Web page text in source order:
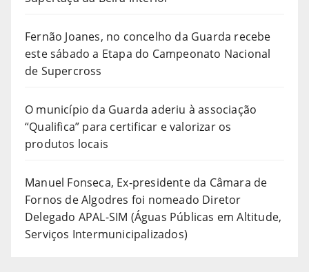
Fernão Joanes, no concelho da Guarda recebe
este sábado a Etapa do Campeonato Nacional
de Supercross
O município da Guarda aderiu à associação
“Qualifica” para certificar e valorizar os
produtos locais
Manuel Fonseca, Ex-presidente da Câmara de
Fornos de Algodres foi nomeado Diretor
Delegado APAL-SIM (Águas Públicas em Altitude,
Serviços Intermunicipalizados)